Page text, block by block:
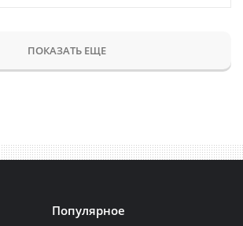
ПОКАЗАТЬ ЕЩЕ
Популярное